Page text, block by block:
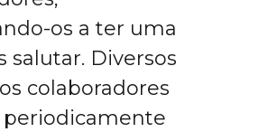
os a ter uma
salutar. Diversos
colaboradores
periodicamente